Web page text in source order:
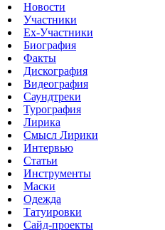
Новости
Участники
Ex-Участники
Биография
Факты
Дискография
Видеография
Саундтреки
Турография
Лирика
Смысл Лирики
Интервью
Статьи
Инструменты
Маски
Одежда
Татуировки
Сайд-проекты